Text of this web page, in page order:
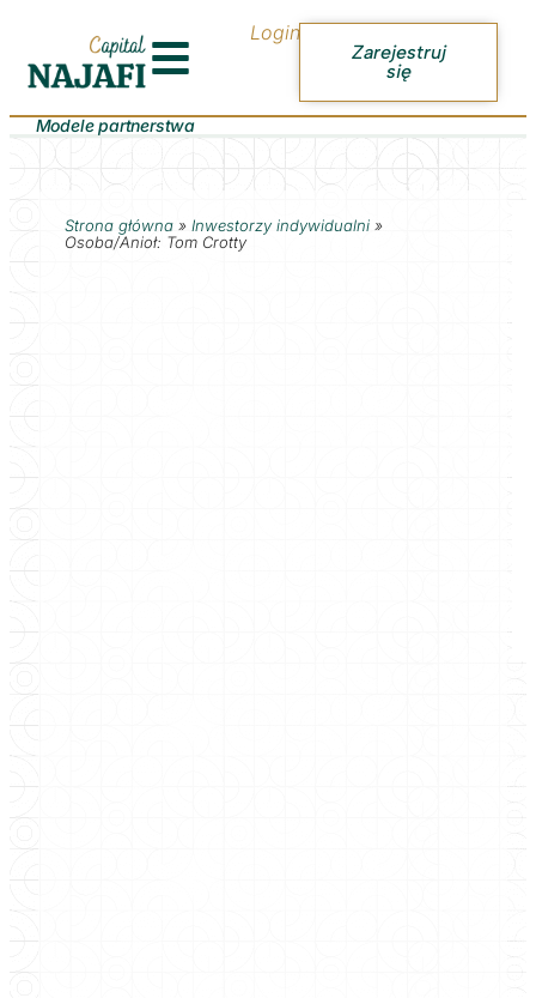
Login
Zarejestruj
się
Modele partnerstwa
Strona główna» Inwestorzy indywidualni»
Osoba/Anioł: Tom Crotty